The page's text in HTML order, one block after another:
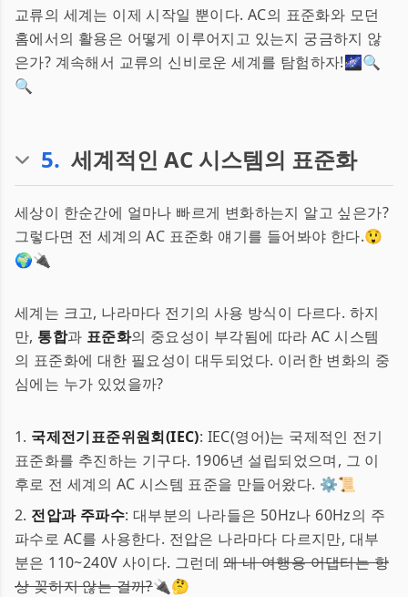
교류의 세계는 이제 시작일 뿐이다. AC의 표준화와 모던
홈에서의 활용은 어떻게 이루어지고 있는지 궁금하지 않
은가? 계속해서 교류의 신비로운 세계를 탐험하자!🌌🔍
🔍
5. 세계적인 AC 시스템의 표준화
세상이 한순간에 얼마나 빠르게 변화하는지 알고 싶은가?
그렇다면 전 세계의 AC 표준화 얘기를 들어봐야 한다.😲
🌍🔌
세계는 크고, 나라마다 전기의 사용 방식이 다르다. 하지
만, 통합과 표준화의 중요성이 부각됨에 따라 AC 시스템
의 표준화에 대한 필요성이 대두되었다. 이러한 변화의 중
심에는 누가 있었을까?
1. 국제전기표준위원회(IEC): IEC(영어)는 국제적인 전기
표준화를 추진하는 기구다. 1906년 설립되었으며, 그 이
후로 전 세계의 AC 시스템 표준을 만들어왔다. ⚙️📜
2. 전압과 주파수: 대부분의 나라들은 50Hz나 60Hz의 주
파수로 AC를 사용한다. 전압은 나라마다 다르지만, 대부
분은 110~240V 사이다. 그런데왜 내 여행용 어댑터는 항
상 꽂히지 않는 걸까?🔌🤔